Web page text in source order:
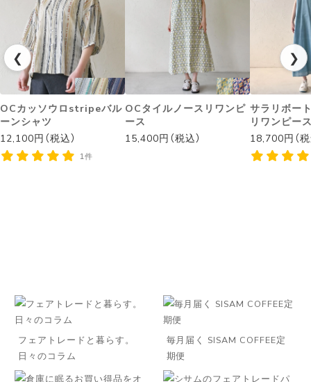
❮
OCカッソウロstripeバル
ーンシャツ
12,100円（税込）
1件
OCタイルノースリワンピ
ース
15,400円（税込）
サラリボー
リワンピー
18,700円（税
❯
フェアトレードと暮らす。
日々のコラム
毎月届く SISAM COFFEE定
期便